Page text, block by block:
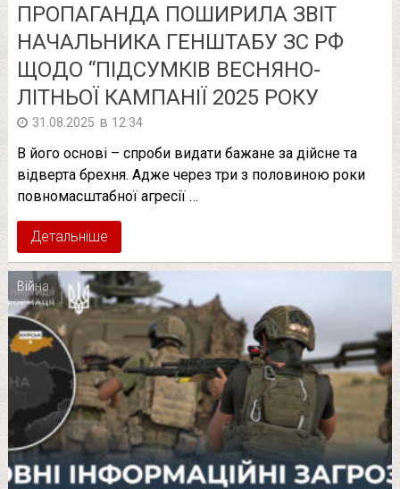
ПРОПАГАНДА ПОШИРИЛА ЗВІТ
НАЧАЛЬНИКА ГЕНШТАБУ ЗС РФ
ЩОДО “ПІДСУМКІВ ВЕСНЯНО-
ЛІТНЬОЇ КАМПАНІЇ 2025 РОКУ
31.08.2025 в 12:34
В його основі – спроби видати бажане за дійсне та
відверта брехня. Адже через три з половиною роки
повномасштабної агресії …
Детальніше
Війна